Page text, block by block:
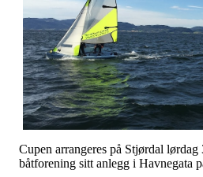
Cupen arrangeres på Stjørdal
båtforening sitt anlegg i Havnegata